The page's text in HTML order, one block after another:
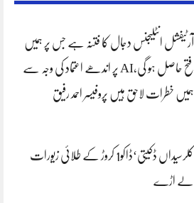
آرٹیفشل انٹلیجنس دجال کا فتنہ ہے جس پر ہمیں
فتح حاصل ہو گی،AI پر اندھے اعتماد کی وجہ سے
ہمیں خطرات لاحق ہیں پروفیسر احمد رفیق
کلرسیداں ڈکیتی‘ڈاکو1 کروڑ کے طلائی زیورات
لے اڑے